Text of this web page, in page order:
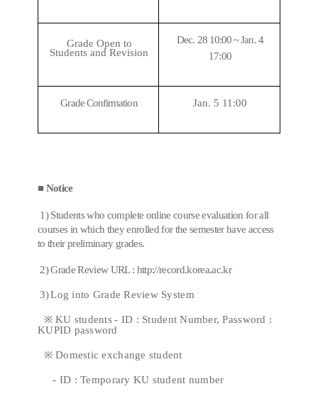
Grade Open to
Students and Revision
Dec. 28 10:00 ~ Jan. 4
17:00
Grade Confirmation Jan. 5 11:00
■ Notice
1) Students who complete online course evaluation for all
courses in which they enrolled for the semester have access
to their preliminary grades.
2) Grade Review URL : http://record.korea.ac.kr
3)Log into Grade Review System
※KU students - ID : Student Number, Password :
KUPID password
※Domestic exchange student
- ID : Temporary KU student number